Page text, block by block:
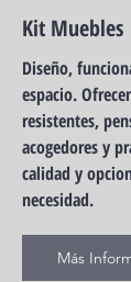
Kit Muebles
Diseño,
espacio.
resistentes,
acogedores y
calidad y
necesidad.
Más